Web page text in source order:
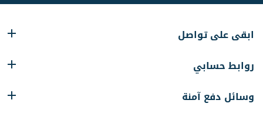
ابقى على تواصل
روابط حسابي
وسائل دفع آمنة